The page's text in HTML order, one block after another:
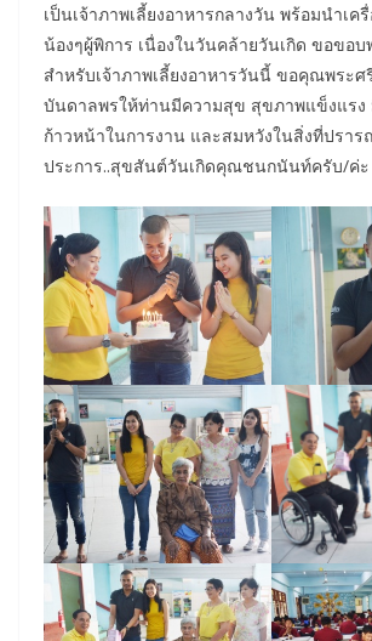
เป็นเจ้าภาพเลี้ยงอาหารกลางวัน พร้อมนำเค
น้องๆผู้พิการ เนื่องในวันคล้ายวันเกิด ขอขอ
สำหรับเจ้าภาพเลี้ยงอาหารวันนี้ ขอคุณพระศ
บันดาลพรให้ท่านมีความสุข สุขภาพแข็งแรง
ก้าวหน้าในการงาน และสมหวังในสิ่งที่ปราร
ประการ..สุขสันต์วันเกิดคุณชนกนันท์ครับ/ค่ะ